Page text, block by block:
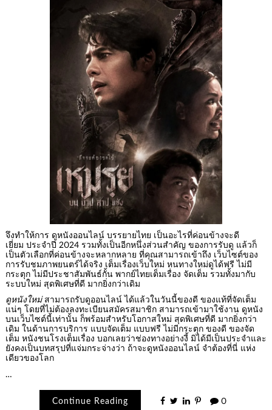
จึงทำให้การ ดูหนังออนไลน์ บรรยายไทย เป็นอะไรที่ค่อนข้างจะดี
เยี่ยม ประจำปี 2024 รวมทั้งเป็นอีกหนึ่งส่วนสำคัญ ของการรับดู แล้วก็
เป็นตัวเลือกที่ค่อนข้างจะหลากหลาย ที่คุณสามารถเข้าถึง เว็บไซต์ของ
การรับชมภาพยนตร์ได้จริง เต็มเรื่องเว็บใหม่ หนทางใหม่ดูได้ฟรี ไม่มี
กระตุก ไม่มีประชาสัมพันธ์กั้น พากย์ไทยเต็มเรื่อง จัดเต็ม รวมทั้งมากับ
ระบบใหม่ สุดพิเศษที่ดี มากยิ่งกว่าเดิม
ดูหนังใหม่สามารถรับดูออนไลน์ ได้แล้วในวันนี้ของดี ของแท้ที่จัดเต็ม
แน่ๆ โดยที่ไม่ต้องลงทะเบียนสมัครสมาชิก สามารถเข้ามาใช้งาน ดูหนัง
บนเว็บไซต์นี้เท่านั้น ก็พร้อมสำหรับโอกาสใหม่ สุดพิเศษที่ดี มากยิ่งกว่า
เดิม ในด้านการบริการ แบบจัดเต็ม แบบฟรี ไม่มีกระตุก ของดี ของจัด
เต็ม หนังชนโรงเต็มเรื่อง บอกเลยว่าช่องทางอย่างงี้ มิได้มีเป็นประจำและ
ยังคงเป็นบทสรุปที่แจ่มกระจ่างว่า ถ้าจะดูหนังออนไลน์ จำต้องที่นี่ แห่ง
เดียวของโลก
…
Continue Reading 0